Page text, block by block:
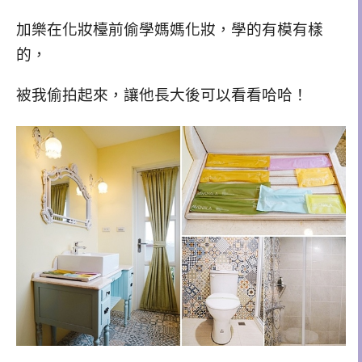
加樂在化妝檯前偷學媽媽化妝，學的有模有樣
的，
被我偷拍起來，讓他長大後可以看看哈哈！